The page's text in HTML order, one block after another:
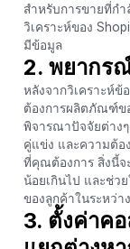
สำหรับการขายที่กำ
วิเคราะห์ของ
มีข้อมูล
2. พยากร
หลังจากวิเคราะห์
ต้องการผลิตภัณฑ์ข
พิจารณาปัจจัยต่าง
คู่แข่ง และความต้อ
ที่คุณต้องการ สิ่งนี้จ
น้อยเกินไป และช่ว
ของลูกค้าในระหว่า
3. ตั้งค่าค